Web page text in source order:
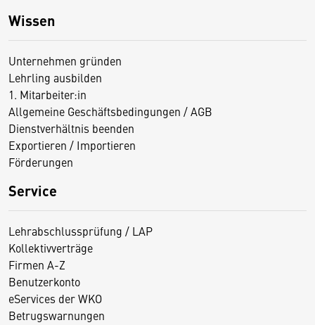
Wissen
Unternehmen gründen
Lehrling ausbilden
1. Mitarbeiter:in
Allgemeine Geschäftsbedingungen / AGB
Dienstverhältnis beenden
Exportieren / Importieren
Förderungen
Service
Lehrabschlussprüfung / LAP
Kollektivverträge
Firmen A-Z
Benutzerkonto
eServices der WKO
Betrugswarnungen